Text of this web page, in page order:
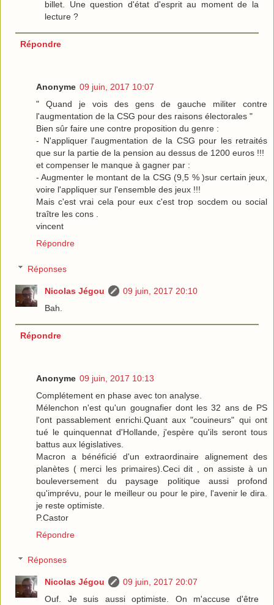
billet. Une question d'état d'esprit au moment de la
lecture ?
Répondre
Anonyme 09 juin, 2017 10:07
" Quand je vois des gens de gauche militer contre
l'augmentation de la CSG pour des raisons électorales "
Bien sûr faire une contre proposition du genre :
- N'appliquer l'augmentation de la CSG pour les retraités
que sur la partie de la pension au dessus de 1200 euros !!!
et compenser le manque à gagner par :
- Augmenter le montant de la CSG (9,5 % )sur certain jeux,
voire l'appliquer sur l'ensemble des jeux !!!
Mais c'est vrai cela pour eux c'est trop socdem ou social
traître les cons .
vincent
Répondre
Réponses
Nicolas Jégou
09 juin, 2017 20:10
Bah.
Répondre
Anonyme 09 juin, 2017 10:13
Complétement en phase avec ton analyse.
Mélenchon n'est qu'un gougnafier dont les 32 ans de PS
l'ont passablement enrichi.Quant aux "couineurs" qui ont
tué le quinquennat d'Hollande, j'espère qu'ils seront tous
battus aux législatives.
Macron a bénéficié d'un extraordinaire alignement des
planètes ( merci les primaires).Ceci dit , on assiste à un
bouleversement du paysage politique aussi profond
qu'imprévu, pour le meilleur ou pour le pire, l'avenir le dira.
je reste optimiste.
P.Castor
Répondre
Réponses
Nicolas Jégou
09 juin, 2017 20:07
Ouf. Je suis aussi optimiste. On m'accuse d'être